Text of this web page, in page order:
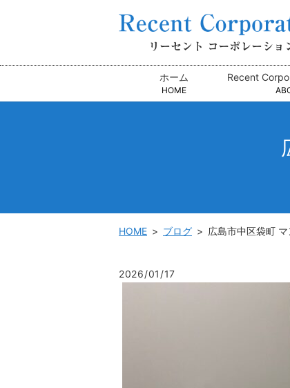
ホーム
HOME
Recent
HOME ブログ 広島市中区袋町
2026/01/17